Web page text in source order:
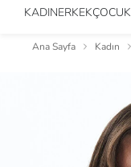
KADINERKEKÇOCUK
Ana Sayfa Kadın